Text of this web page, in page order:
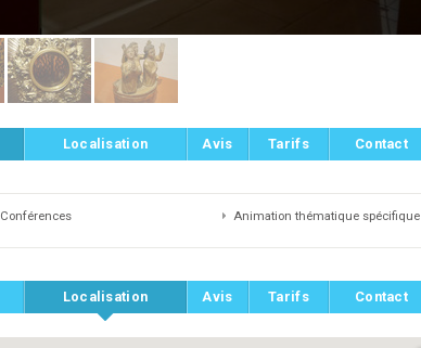
Localisation Avis Tarifs Contact
Conférences
Animation thématique spécifique
Localisation Avis Tarifs Contact